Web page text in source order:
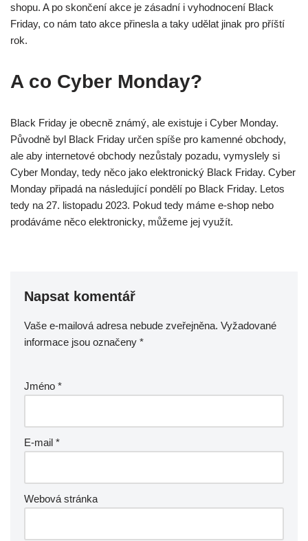
shopu. A po skončení akce je zásadní i vyhodnocení Black
Friday, co nám tato akce přinesla a taky udělat jinak pro příští
rok.
A co Cyber Monday?
Black Friday je obecně známý, ale existuje i Cyber Monday.
Původně byl Black Friday určen spíše pro kamenné obchody,
ale aby internetové obchody nezůstaly pozadu, vymyslely si
Cyber Monday, tedy něco jako elektronický Black Friday. Cyber
Monday připadá na následující pondělí po Black Friday. Letos
tedy na 27. listopadu 2023. Pokud tedy máme e-shop nebo
prodáváme něco elektronicky, můžeme jej využít.
Napsat komentář
Vaše e-mailová adresa nebude zveřejněna. Vyžadované
informace jsou označeny *
Jméno *
E-mail *
Webová stránka